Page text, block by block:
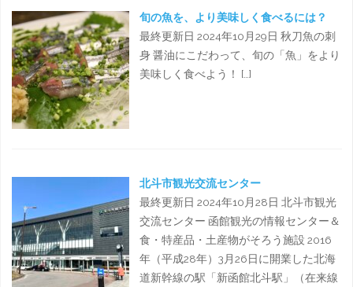
旬の魚を、より美味しく食べるには？
最終更新日 2024年10月29日 秋刀魚の刺
身 醤油にこだわって、旬の「魚」をより
美味しく食べよう！ […]
北斗市観光交流センター
最終更新日 2024年10月28日 北斗市観光
交流センター 函館観光の情報センター＆
食・特産品・土産物がそろう施設 2016
年（平成28年）3月26日に開業した北海
道新幹線の駅「新函館北斗駅」（在来線